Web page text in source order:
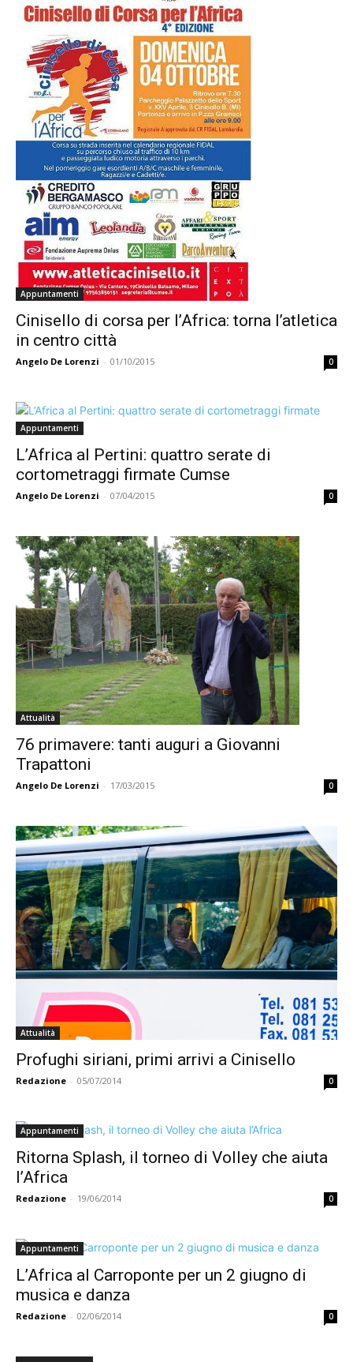
Appuntamenti
Cinisello di corsa per l’Africa: torna l’atletica
in centro città
Angelo De Lorenzi - 01/10/2015 0
Appuntamenti
L’Africa al Pertini: quattro serate di
cortometraggi firmate Cumse
Angelo De Lorenzi - 07/04/2015 0
Attualità
76 primavere: tanti auguri a Giovanni
Trapattoni
Angelo De Lorenzi - 17/03/2015 0
Attualità
Profughi siriani, primi arrivi a Cinisello
Redazione - 05/07/2014 0
Appuntamenti
Ritorna Splash, il torneo di Volley che aiuta
l’Africa
Redazione - 19/06/2014 0
Appuntamenti
L’Africa al Carroponte per un 2 giugno di
musica e danza
Redazione - 02/06/2014 0